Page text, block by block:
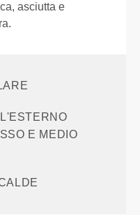
asciutta e
E MEDIO